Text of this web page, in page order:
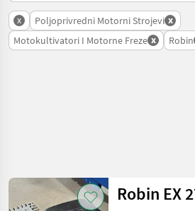
x Poljoprivredni Motorni Strojevi x
Motokultivatori I Motorne Freze x Robin
Kategorija 4 Država
Robin EX